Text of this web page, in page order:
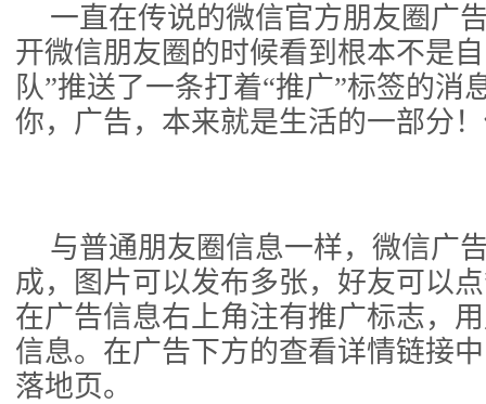
一直在传说的微信官方朋友圈广
开微信朋友圈的时候看到根本不是
队”推送了一条打着“推广”标签的消
你，广告，本来就是生活的一部分
与普通朋友圈信息一样，微信广
成，图片可以发布多张，好友可以
在广告信息右上角注有推广标志，
信息。在广告下方的查看详情链接
落地页。